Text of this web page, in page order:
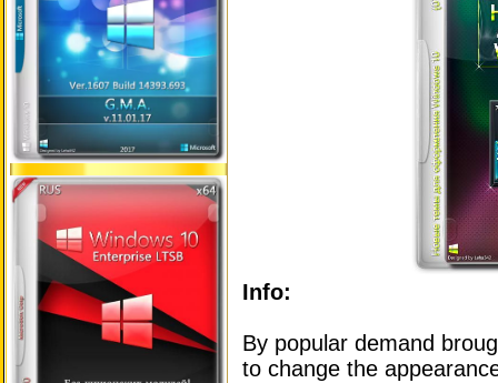
Info:
By popular demand
to change the